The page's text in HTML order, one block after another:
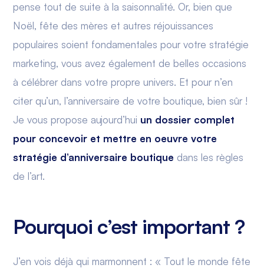
pense tout de suite à la saisonnalité. Or, bien que
Noël, fête des mères et autres réjouissances
populaires soient fondamentales pour votre stratégie
marketing, vous avez également de belles occasions
à célébrer dans votre propre univers. Et pour n’en
citer qu’un, l’anniversaire de votre boutique, bien sûr !
Je vous propose aujourd’hui un dossier complet
pour concevoir et mettre en oeuvre votre
stratégie d’anniversaire boutique dans les règles
de l’art.
Pourquoi c’est important ?
J’en vois déjà qui marmonnent : « Tout le monde fête